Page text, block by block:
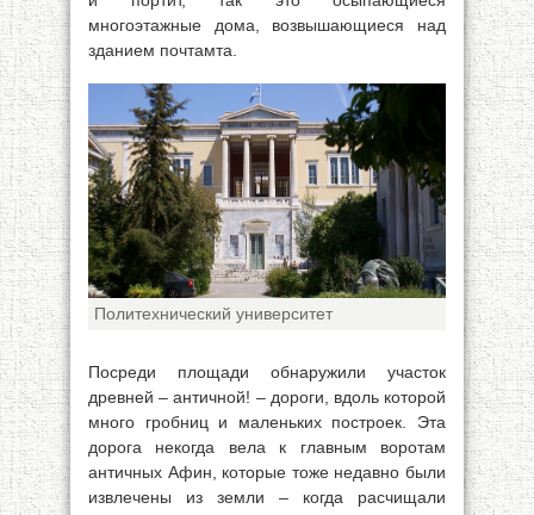
многоэтажные дома, возвышающиеся над
зданием почтамта.
Политехнический университет
Посреди площади обнаружили участок
древней – античной! – дороги, вдоль которой
много гробниц и маленьких построек. Эта
дорога некогда вела к главным воротам
античных Афин, которые тоже недавно были
извлечены из земли – когда расчищали